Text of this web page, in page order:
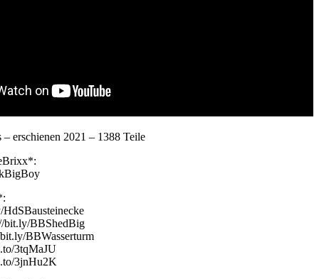
erschienen 2021 – 1388 Teile
HdSBausteinecke
bit.ly/BBShedBig
BBWasserturm
3tqMaJU
3jnHu2K